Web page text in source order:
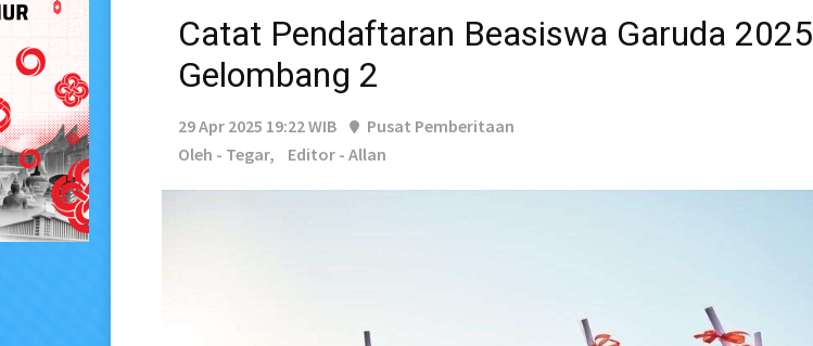
Catat Pendaftaran Beasiswa Garuda 2025
Gelombang 2
29 Apr 2025 19:22 WIB
Pusat Pemberitaan
Oleh - Tegar,
Editor - Allan